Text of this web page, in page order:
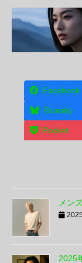
Facebook
Bluesky
Pocket
メン
2025